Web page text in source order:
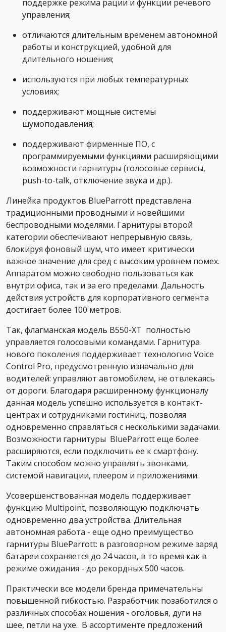
поддержке режима рации и функции речевого
управления;
отличаются длительным временем автономной
работы и конструкцией, удобной для
длительного ношения;
используются при любых температурных
условиях;
поддерживают мощные системы
шумоподавления;
поддерживают фирменные ПО, с
программируемыми функциями расширяющими
возможности гарнитуры (голосовые сервисы,
push-to-talk, отключение звука и др.).
Линейка продуктов BlueParrott представлена
традиционными проводными и новейшими
беспроводными моделями. Гарнитуры второй
категории обеспечивают непрерывную связь,
блокируя фоновый шум, что имеет критически
важное значение для сред с высоким уровнем помех.
Аппаратом можно свободно пользоваться как
внутри офиса, так и за его пределами. Дальность
действия устройств для корпоративного сегмента
достигает более 100 метров.
Так, флагманская модель В550-ХТ полностью
управляется голосовыми командами. Гарнитура
нового поколения поддерживает технологию Voice
Control Pro, предусмотренную изначально для
водителей: управляют автомобилем, не отвлекаясь
от дороги. Благодаря расширенному функционалу
данная модель успешно используется в контакт-
центрах и сотрудниками гостиниц, позволяя
одновременно справляться с несколькими задачами.
Возможности гарнитуры BlueParrott еще более
расширяются, если подключить ее к смартфону.
Таким способом можно управлять звонками,
системой навигации, плеером и приложениями.
Усовершенствованная модель поддерживает
функцию Multipoint, позволяющую подключать
одновременно два устройства. Длительная
автономная работа - еще одно преимущество
гарнитуры BlueParrott: в разговорном режиме заряд
батареи сохраняется до 24 часов, в то время как в
режиме ожидания - до рекордных 500 часов.
Практически все модели бренда примечательны
повышенной гибкостью. Разработчик позаботился о
различных способах ношения - оголовья, дуги на
шее, петли на ухе. В ассортименте предложений